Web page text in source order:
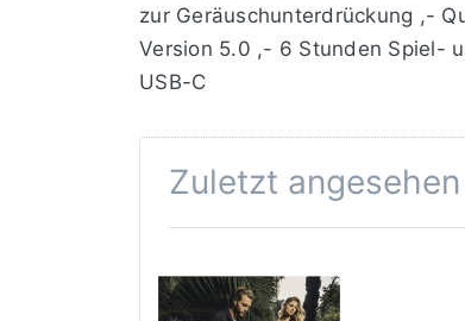
zur Geräuschunterdrückung ,-
Version 5.0 ,- 6 Stunden Spiel-
USB-C
Zuletzt angesehen